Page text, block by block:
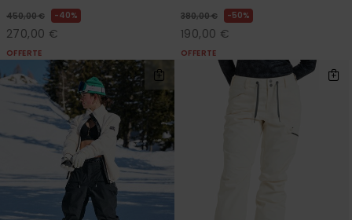
450,00 € 40%
270,00 €
OFFERTE
380,00 € 50%
190,00 €
OFFERTE